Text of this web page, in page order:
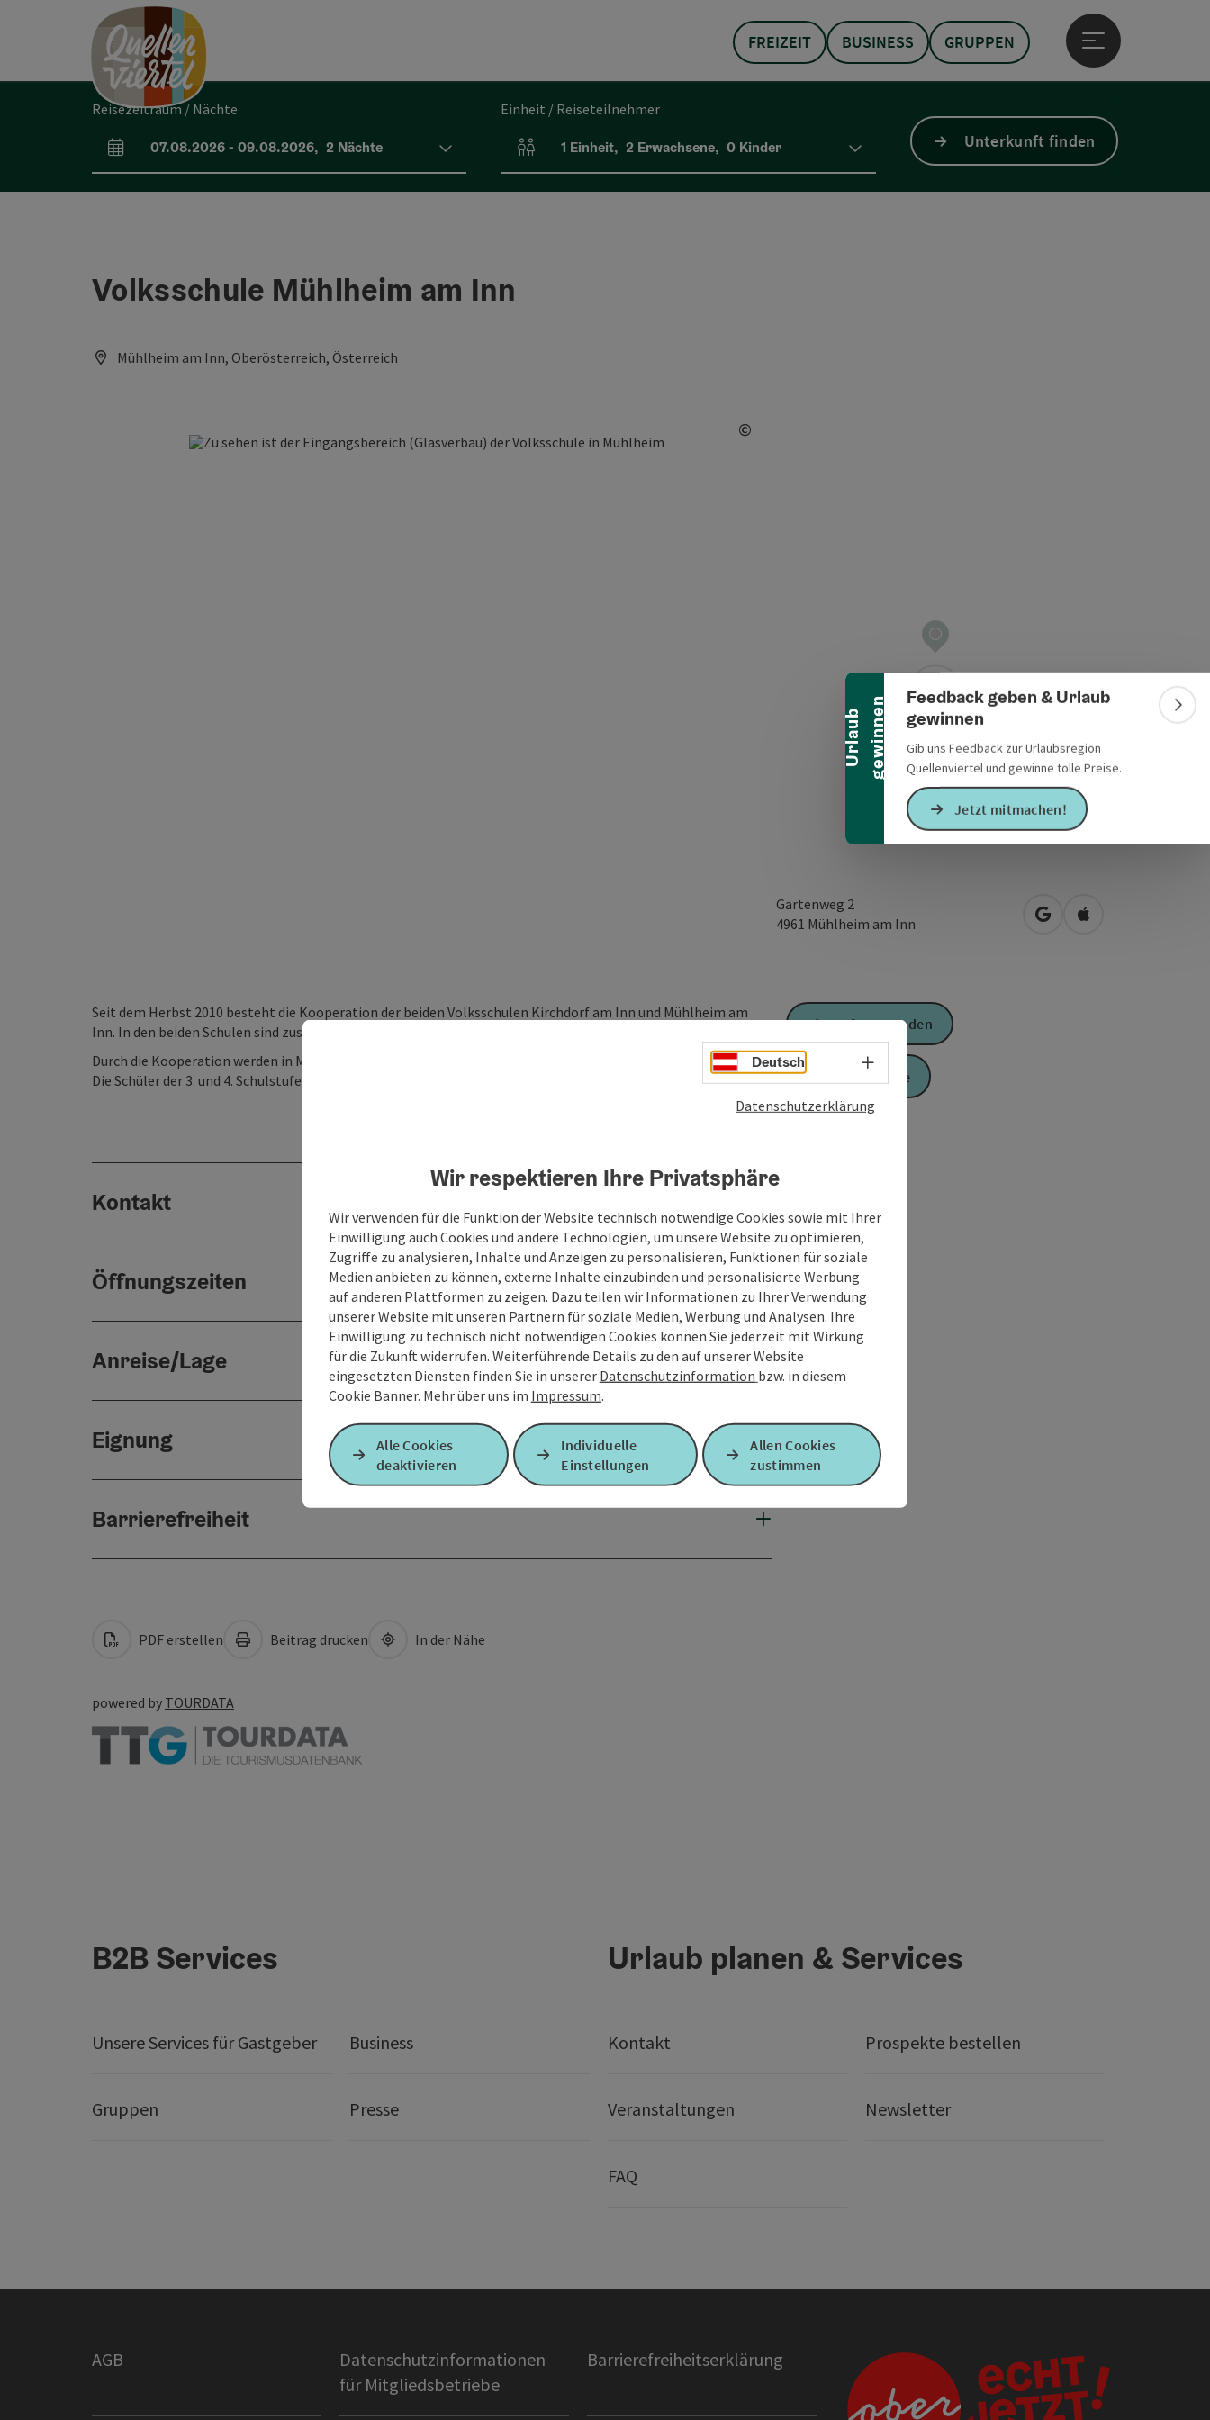
Zum InhaltAccesskey
[0]
Zur NavigationAccesskey
Zum Seitenanfang Accesskey
U
r
l
a
u
b
g
e
w
i
n
n
e n
Banner einklappen
Feedback geben & Urlaub
gewinnen
Gib uns Feedback zur Urlaubsregion
Quellenviertel und gewinne tolle Preise.
Jetzt mitmachen!
FREIZEIT BUSINESS GRUPPEN
Hauptmenü öffnen
Reisezeitraum / Nächte
An- und Abreisefelder
07.08.2026- 09.08.2026, 2 Nächte
Einheit / Reiseteilnehmer
Einheitenanzahl und Personenfelder
1 Einheit, 2 Erwachsene, 0 Kinder Unterkunft finden
Volksschule Mühlheim am Inn
Mühlheim am Inn, Oberösterreich, Österreich
©
Gartenweg 2
4961 Mühlheim am Inn in Google Maps öffnen
in Apple Maps
Seit dem Herbst 2010 besteht die Kooperation der beiden Volksschulen Kirchdorf am Inn und Mühlheim am
Inn. In den beiden Schulen sind zusammen zwischen 40 bis 50 Kinder.
Durch die Kooperation werden in Mühlheim die 1. und die 2. Schulstufe unterrichtet.
Die Schüler der 3. und 4. Schulstufe werden in Kirchdorf unterrichtet.
Kontakt
Öffnungszeiten
Anreise/Lage
Eignung
Barrierefreiheit
Anfrage senden
Zur Website
PDF erstellen Beitrag drucken In der Nähe
powered by TOURDATA
B2B Services
Unsere Services für Gastgeber Business
Gruppen Presse
Urlaub planen & Services
Kontakt Prospekte bestellen
Veranstaltungen Newsletter
FAQ
AGB
Datenschutzinformationen
für Mitgliedsbetriebe
Barrierefreiheitserklärung
Deutsch Sprachwahl - Menü öffnen
Datenschutzerklärung
Wir respektieren Ihre Privatsphäre
Wir verwenden für die Funktion der Website technisch notwendige Cookies sowie mit Ihrer
Einwilligung auch Cookies und andere Technologien, um unsere Website zu optimieren,
Zugriffe zu analysieren, Inhalte und Anzeigen zu personalisieren, Funktionen für soziale
Medien anbieten zu können, externe Inhalte einzubinden und personalisierte Werbung
auf anderen Plattformen zu zeigen. Dazu teilen wir Informationen zu Ihrer Verwendung
unserer Website mit unseren Partnern für soziale Medien, Werbung und Analysen. Ihre
Einwilligung zu technisch nicht notwendigen Cookies können Sie jederzeit mit Wirkung
für die Zukunft widerrufen. Weiterführende Details zu den auf unserer Website
eingesetzten Diensten finden Sie in unserer Datenschutzinformation bzw. in diesem
Cookie Banner. Mehr über uns im Impressum.
Alle Cookies
deaktivieren
Individuelle
Einstellungen
Allen Cookies
zustimmen